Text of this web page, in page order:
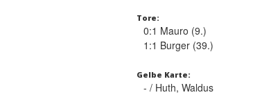
Tore:
0:1 Mauro (9.)
1:1 Burger (39.)
Gelbe Karte:
- / Huth, Waldus